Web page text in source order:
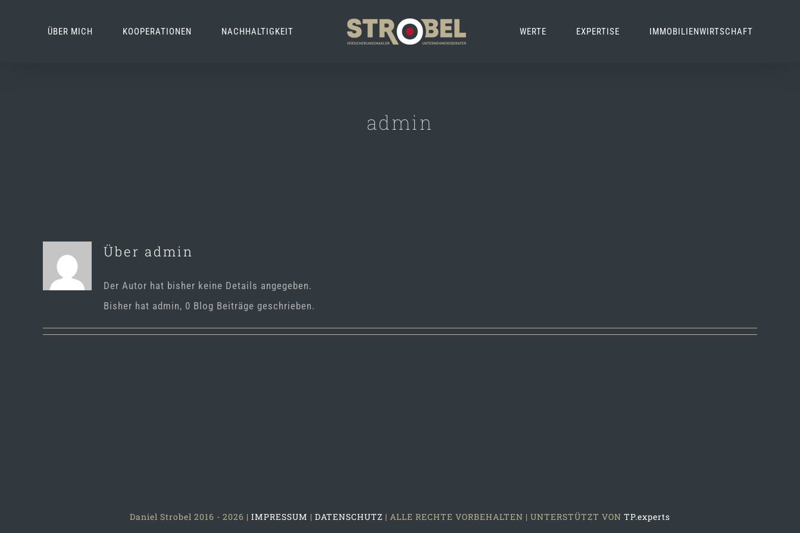
ÜBER MICH KOOPERATIONEN NACHHALTIGKEIT WERTE EXPERTISE IMMOBILIENWIRTSCHAFT
admin
Über admin
Der Autor hat bisher keine Details angegeben.
Bisher hat admin, 0 Blog Beiträge geschrieben.
Daniel Strobel 2016 - 2026 | IMPRESSUM | DATENSCHUTZ | ALLE RECHTE VORBEHALTEN | UNTERSTÜTZT VON TP.experts